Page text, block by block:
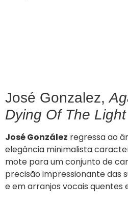
José Gonzalez,
Dying Of The Light
José González regressa ao
elegância minimalista
mote para um conjunto de
precisão impressionante das
e em arranjos vocais quentes